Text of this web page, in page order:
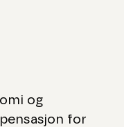
og
for